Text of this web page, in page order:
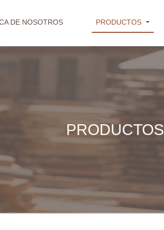
DE NOSOTROS PRODUCTOS
PRODUCTOS